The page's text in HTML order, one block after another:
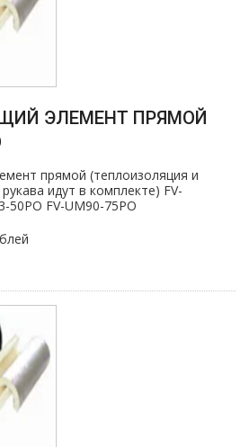
ЭЛЕМЕНТ ПРЯМОЙ
прямой (теплоизоляция и
идут в комплекте) FV-
50PO FV-UM90-75PO